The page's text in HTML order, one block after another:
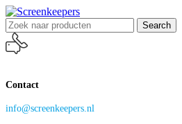
Search
Contact
info@screenkeepers.nl